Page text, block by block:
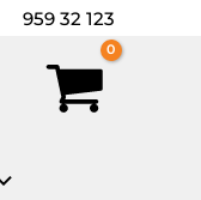
959 32 123